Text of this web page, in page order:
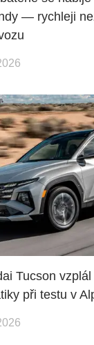
— rychleji
Tucson
při testu v